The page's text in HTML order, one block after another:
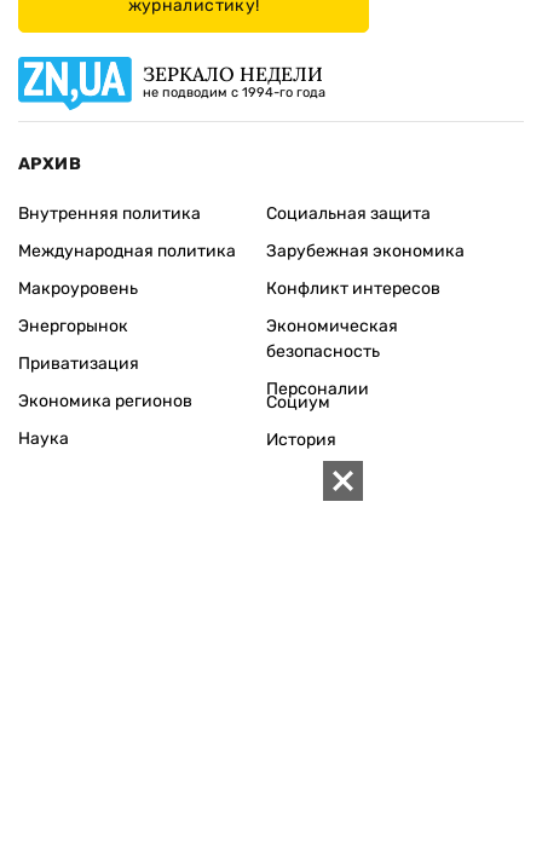
журналистику!
ЗЕРКАЛО НЕДЕЛИ
не подводим с 1994-го года
АРХИВ
Внутренняя политика
Международная политика
Макроуровень
Энергорынок
Приватизация
Экономика регионов
Социальная защита
Зарубежная экономика
Конфликт интересов
Экономическая
безопасность
Персоналии
Наука
Социум
История
Круг семьи